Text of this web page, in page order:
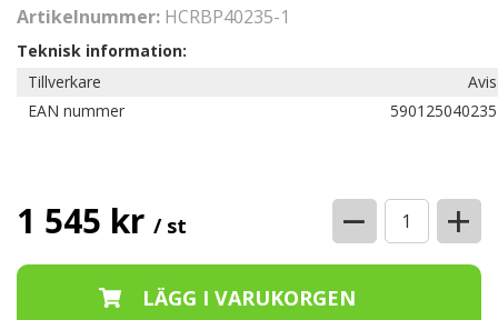
Artikelnummer: HCRBP40235-1
Teknisk information:
Tillverkare
EAN nummer
1 545 kr / st − +